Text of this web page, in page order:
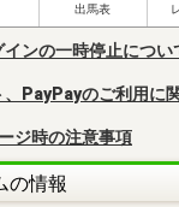
出馬表
インの一時停止につい
、PayPayのご利用に
ジ時の注意事項
の情報